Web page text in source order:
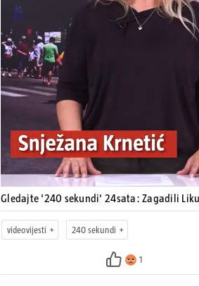
Gledajte '240 sekundi' 24sata: Zagadili
videovijesti 240 sekundi
1